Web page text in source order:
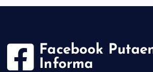
Facebook
Informa